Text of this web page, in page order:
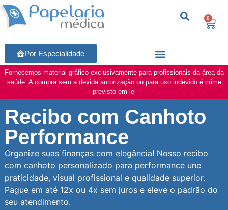
0
Por Especialidade
Fornecemos material gráfico exclusivamente para profissionais da área da
saúde. A compra sem a devida autorização ou para uso indevido é crime
previsto em lei
Recibo com Canhoto
Performance
Organize suas finanças com elegância! Nosso recibo
com canhoto personalizado para performance une
praticidade, visual profissional e qualidade superior.
Pague em até 12x ou 4x sem juros e eleve o padrão do
seu atendimento.